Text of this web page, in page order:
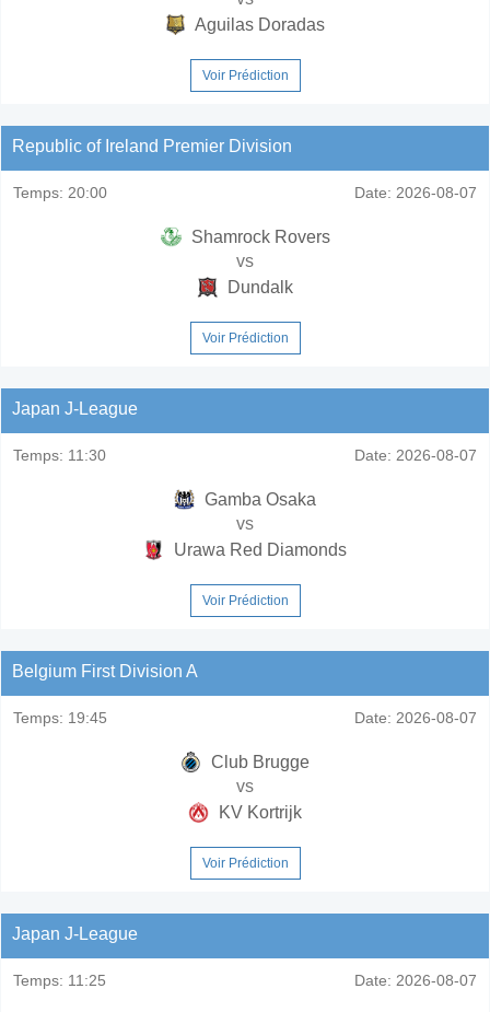
Aguilas Doradas
Voir Prédiction
Republic of Ireland Premier Division
Temps: 20:00 Date: 2026-08-07
Shamrock Rovers
vs
Dundalk
Voir Prédiction
Japan J-League
Temps: 11:30 Date: 2026-08-07
Gamba Osaka
vs
Urawa Red Diamonds
Voir Prédiction
Belgium First Division A
Temps: 19:45 Date: 2026-08-07
Club Brugge
vs
KV Kortrijk
Voir Prédiction
Japan J-League
Temps: 11:25 Date: 2026-08-07